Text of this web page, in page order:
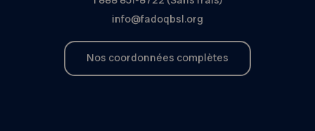
info@fadoqbsl.org
Nos coordonnées complètes